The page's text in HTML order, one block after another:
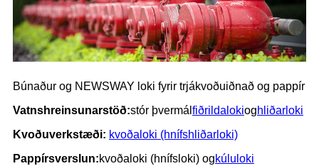
Búnaður og NEWSWAY loki fyrir trjákvoðuiðnað og pappír
Vatnshreinsunarstöð:stór þvermál fiðrildalokioghliðarloki
Kvoðuverkstæði: kvoðaloki (hnífshliðarloki)
Pappírsverslun:kvoðaloki (hnífsloki) ogkúluloki